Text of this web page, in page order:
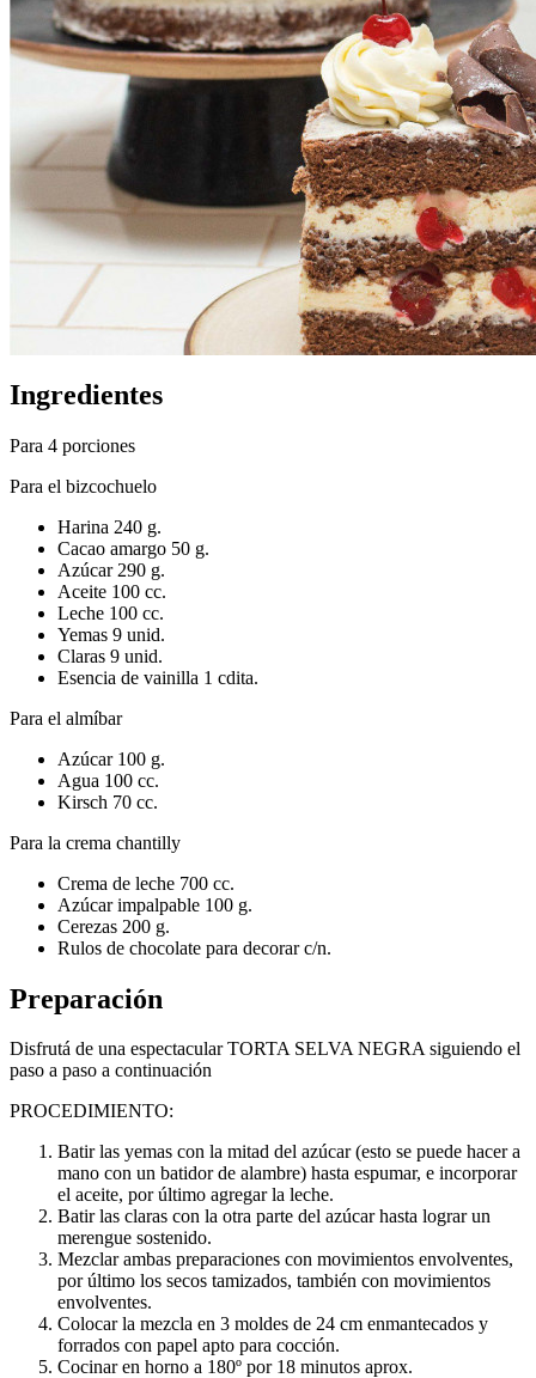
Ingredientes
Para 4 porciones
Para el bizcochuelo
Harina 240 g.
Cacao amargo 50 g.
Azúcar 290 g.
Aceite 100 cc.
Leche 100 cc.
Yemas 9 unid.
Claras 9 unid.
Esencia de vainilla 1 cdita.
Para el almíbar
Azúcar 100 g.
Agua 100 cc.
Kirsch 70 cc.
Para la crema chantilly
Crema de leche 700 cc.
Azúcar impalpable 100 g.
Cerezas 200 g.
Rulos de chocolate para decorar c/n.
Preparación
Disfrutá de una espectacular TORTA SELVA NEGRA siguiendo el
paso a paso a continuación
PROCEDIMIENTO:
Batir las yemas con la mitad del azúcar (esto se puede hacer a
mano con un batidor de alambre) hasta espumar, e incorporar
el aceite, por último agregar la leche.
Batir las claras con la otra parte del azúcar hasta lograr un
merengue sostenido.
Mezclar ambas preparaciones con movimientos envolventes,
por último los secos tamizados, también con movimientos
envolventes.
Colocar la mezcla en 3 moldes de 24 cm enmantecados y
forrados con papel apto para cocción.
Cocinar en horno a 180º por 18 minutos aprox.